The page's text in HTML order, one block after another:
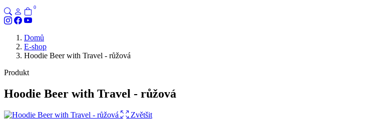
0
Domů
E-shop
Hoodie Beer with Travel - růžová
Produkt
Hoodie Beer with Travel - růžová
Zvětšit